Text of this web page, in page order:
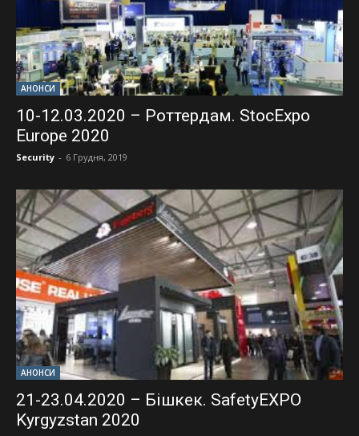
АНОНСИ
10-12.03.2020 – Роттердам. StocExpo
Europe 2020
Security - 6 Грудня, 2019
АНОНСИ
21-23.04.2020 – Бішкек. SafetyEXPO
Kyrgyzstan 2020